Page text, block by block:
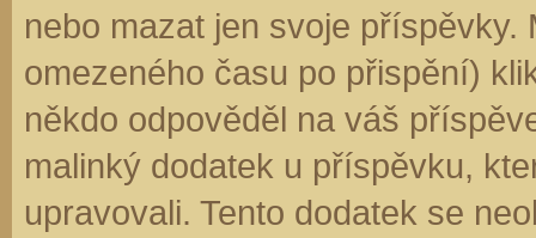
nebo mazat jen svoje
omezeného času po přispění)
někdo odpověděl na váš
malinký dodatek u příspěvku,
upravovali. Tento dodatek se